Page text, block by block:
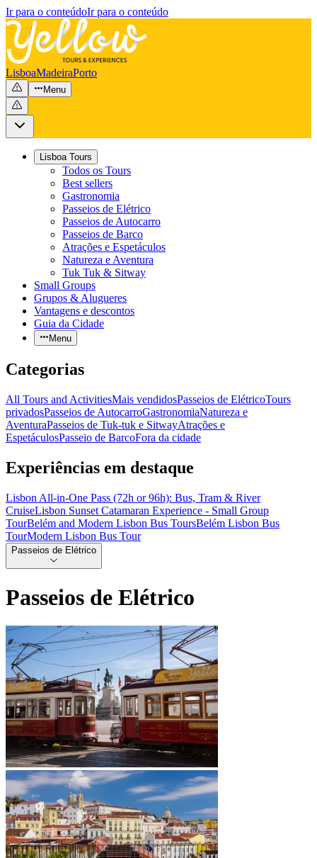
Ir para o conteúdoIr para o conteúdo
LisboaMadeiraPorto
Menu
Lisboa Tours
Todos os Tours
Best sellers
Gastronomia
Passeios de Elétrico
Passeios de Autocarro
Passeios de Barco
Atrações e Espetáculos
Natureza e Aventura
Tuk Tuk & Sitway
Small Groups
Grupos & Alugueres
Vantagens e descontos
Guia da Cidade
Menu
Categorias
All Tours and ActivitiesMais vendidosPasseios de ElétricoTours
privadosPasseios de AutocarroGastronomiaNatureza e
AventuraPasseios de Tuk-tuk e SitwayAtrações e
EspetáculosPasseio de BarcoFora da cidade
Experiências em destaque
Lisbon All-in-One Pass (72h or 96h): Bus, Tram & River
CruiseLisbon Sunset Catamaran Experience - Small Group
TourBelém and Modern Lisbon Bus ToursBelém Lisbon Bus
TourModern Lisbon Bus Tour
Passeios de Elétrico
Passeios de Elétrico